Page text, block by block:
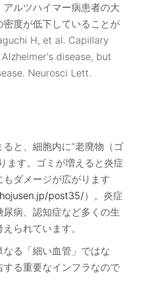
アルツハイマー病患者の大
度が低下していることが
H, et al. Capillary
disease, but
Neurosci Lett.
と、細胞内に“老廃物（ゴ
ます。ゴミが増えると炎症
ダメージが広がります
post35/）。炎症
病、認知症など多くの生
られています。
る「細い血管」ではな
する重要なインフラなので